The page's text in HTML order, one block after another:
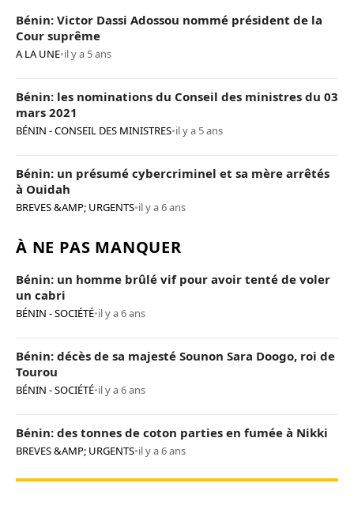
Bénin: Victor Dassi Adossou nommé président de la
Cour suprême
A LA UNE•il y a 5 ans
Bénin: les nominations du Conseil des ministres du 03
mars 2021
BÉNIN - CONSEIL DES MINISTRES•il y a 5 ans
Bénin: un présumé cybercriminel et sa mère arrêtés
à Ouidah
BREVES &AMP; URGENTS•il y a 6 ans
À NE PAS MANQUER
Bénin: un homme brûlé vif pour avoir tenté de voler
un cabri
BÉNIN - SOCIÉTÉ•il y a 6 ans
Bénin: décès de sa majesté Sounon Sara Doogo, roi de
Tourou
BÉNIN - SOCIÉTÉ•il y a 6 ans
Bénin: des tonnes de coton parties en fumée à Nikki
BREVES &AMP; URGENTS•il y a 6 ans